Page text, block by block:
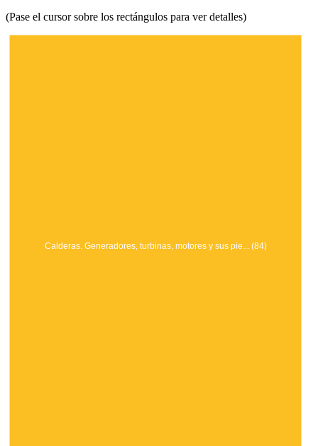
(Pase el cursor sobre los rectángulos para ver detalles)
Calderas. Generadores, turbinas, motores y sus pie... (84)